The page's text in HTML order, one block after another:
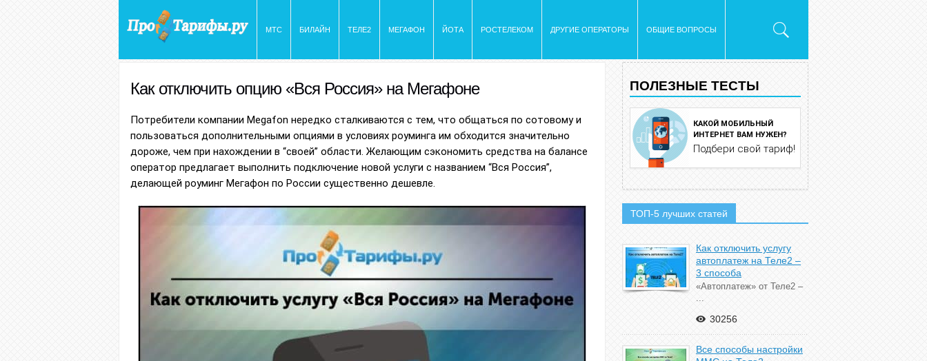
МТС БИЛАЙН ТЕЛЕ2 МЕГАФОН ЙОТА РОСТЕЛЕКОМ ДРУГИЕ ОПЕРАТОРЫ ОБЩИЕ ВОПРОСЫ
Как отключить опцию «Вся Россия» на Мегафоне
Потребители компании Megafon нередко сталкиваются с тем, что общаться по сотовому и
пользоваться дополнительными опциями в условиях роуминга им обходится значительно
дороже, чем при нахождении в “своей” области. Желающим сэкономить средства на балансе
оператор предлагает выполнить подключение новой услуги с названием “Вся Россия”,
делающей роуминг Мегафон по России существенно дешевле.
ПОЛЕЗНЫЕ ТЕСТЫ
КАКОЙ МОБИЛЬНЫЙ
ИНТЕРНЕТ ВАМ НУЖЕН?
Подбери свой тариф!
ТОП-5 лучших статей
Как отключить услугу
автоплатеж на Теле2 –
3 способа
«Автоплатеж» от Теле2 –
...
30256
Все способы настройки